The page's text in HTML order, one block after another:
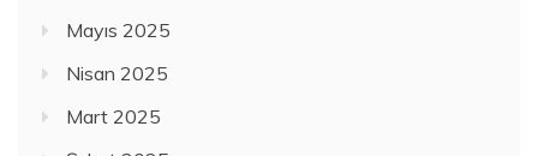
Mayıs 2025
Nisan 2025
Mart 2025